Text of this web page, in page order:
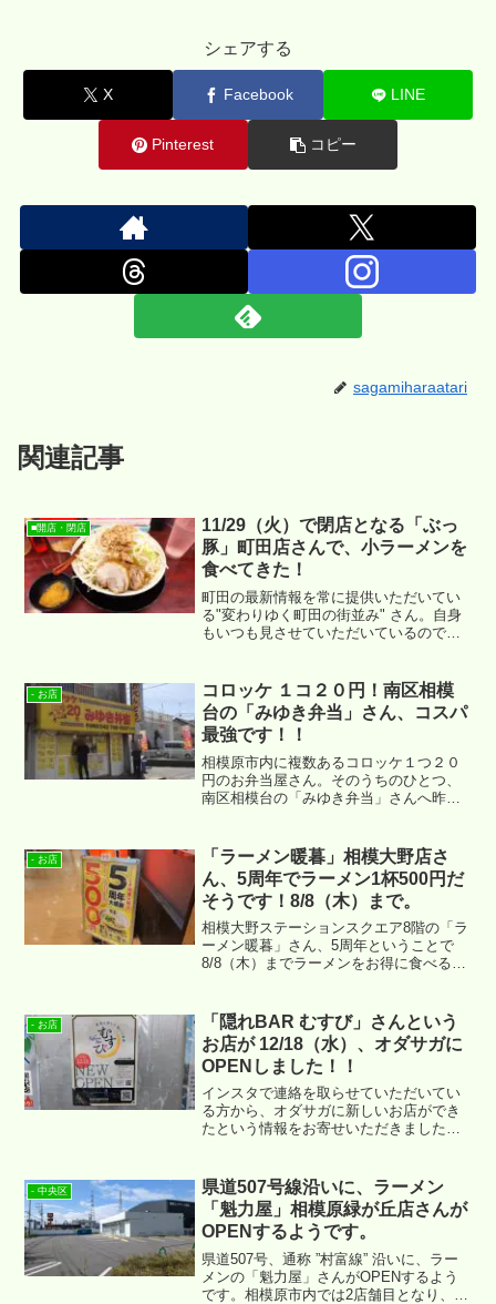
シェアする
X Facebook LINE
Pinterest コピー
sagamiharaatari
関連記事
■開店・閉店
11/29（火）で閉店となる「ぶっ
豚」町田店さんで、小ラーメンを
食べてきた！
町田の最新情報を常に提供いただいてい
る"変わりゆく町田の街並み" さん。自身
もいつも見させていただいているのです
と！閉店は悲しすぎる。。。ということ
で、昨日食べに行ってまいりました。
- お店
コロッケ １コ２０円！南区相模
台の「みゆき弁当」さん、コスパ
最強です！！
相模原市内に複数あるコロッケ１つ２０
円のお弁当屋さん。そのうちのひとつ、
南区相模台の「みゆき弁当」さんへ昨日
- お店
「ラーメン暖暮」相模大野店さ
ん、5周年でラーメン1杯500円だ
そうです！8/8（木）まで。
相模大野ステーションスクエア8階の「ラ
ーメン暖暮」さん、5周年ということで
8/8（木）までラーメンをお得に食べるこ
- お店
「隠れBAR むすび」さんという
お店が 12/18（水）、オダサガに
OPENしました！！
インスタで連絡を取らせていただいてい
る方から、オダサガに新しいお店ができ
たという情報をお寄せいただきました。
は ↓ になります。
- 中央区
県道507号線沿いに、ラーメン
「魁力屋」相模原緑が丘店さんが
OPENするようです。
県道507号、通称 ”村富線” 沿いに、ラー
メンの「魁力屋」さんがOPENするよう
です。相模原市内では2店舗目となり、場